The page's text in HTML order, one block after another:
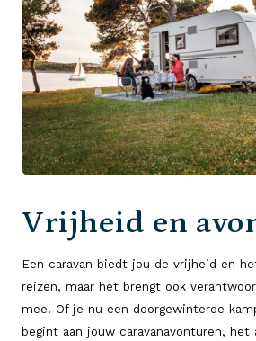
Vrijheid en
Een caravan biedt jou de vrijheid en
reizen, maar het brengt ook
mee. Of je nu een doorgewinterde
begint aan jouw caravanavonturen, het